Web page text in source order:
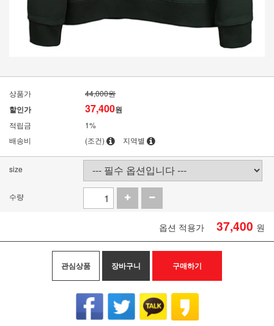
상품가 44,000원
할인가 37,400원
적립금
1%
배송비
(조건) 지역별
size
수량
옵션 적용가 37,400 원
관심상품 장바구니 구매하기